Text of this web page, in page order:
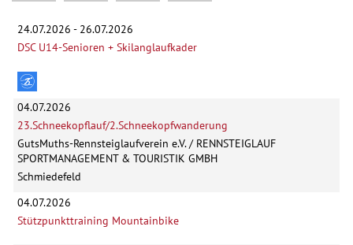
24.07.2026 - 26.07.2026
DSC U14-Senioren + Skilanglaufkader
04.07.2026
23.Schneekopflauf/2.Schneekopfwanderung
GutsMuths-Rennsteiglaufverein e.V. / RENNSTEIGLAUF
SPORTMANAGEMENT & TOURISTIK GMBH
Schmiedefeld
04.07.2026
Stützpunkttraining Mountainbike